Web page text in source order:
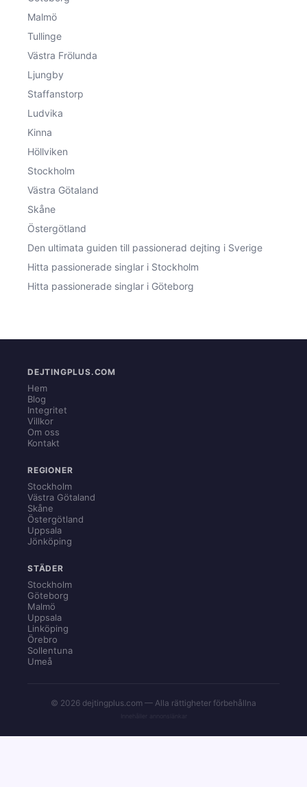
Malmö
Tullinge
Västra Frölunda
Ljungby
Staffanstorp
Ludvika
Kinna
Höllviken
Stockholm
Västra Götaland
Skåne
Östergötland
Den ultimata guiden till passionerad dejting i Sverige
Hitta passionerade singlar i Stockholm
Hitta passionerade singlar i Göteborg
DEJTINGPLUS.COM
Hem
Blog
Integritet
Villkor
Om oss
Kontakt
REGIONER
Stockholm
Västra Götaland
Skåne
Östergötland
Uppsala
Jönköping
STÄDER
Stockholm
Göteborg
Malmö
Uppsala
Linköping
Örebro
Sollentuna
Umeå
© 2026 dejtingplus.com — Alla rättigheter förbehållna